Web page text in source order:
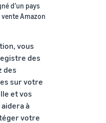
d’un pays
Amazon
vous
des
des
sur votre
et vos
à
votre